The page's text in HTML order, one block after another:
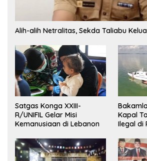
Alih-alih Netralitas, Sekda Taliabu
Satgas Konga XXIII-
R/UNIFIL Gelar Misi
Kemanusiaan di Lebanon
Kapal
Ilegal di